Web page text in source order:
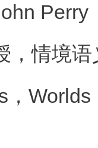
Perry
，情境
， Worlds